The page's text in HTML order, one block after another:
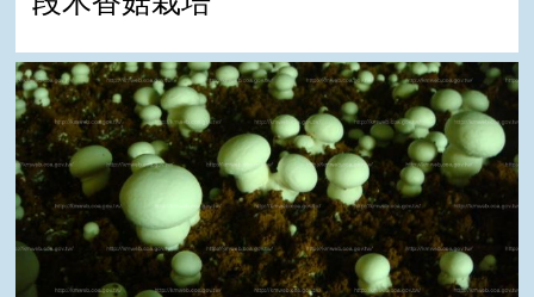
植物工場種洋菇